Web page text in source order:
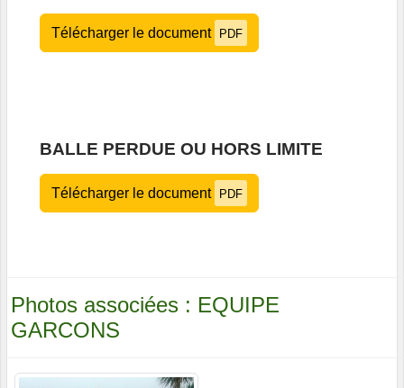
Télécharger le document PDF
BALLE PERDUE OU HORS LIMITE
Télécharger le document PDF
Photos associées : EQUIPE
GARCONS